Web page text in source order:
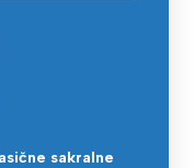
sakralne